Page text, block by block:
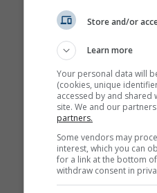
Store and/or
Learn more
Your personal data will
(cookies, unique
accessed by and shared
site. We and our
partners.
Some vendors may
interest, which you can
for a link at the bottom
withdraw consent in